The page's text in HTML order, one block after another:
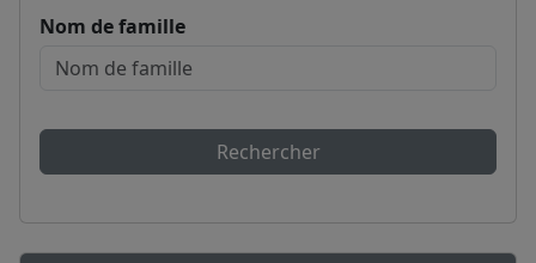
Nom de famille
Rechercher